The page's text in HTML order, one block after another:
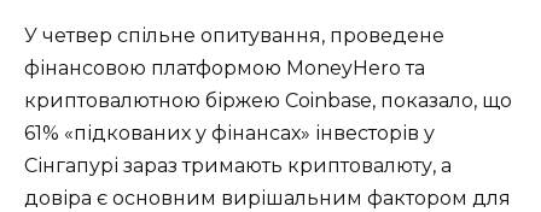
У четвер спільне опитування, проведене
фінансовою платформою MoneyHero та
криптовалютною біржею Coinbase, показало, що
61% «підкованих у фінансах» інвесторів у
Сінгапурі зараз тримають криптовалюту, а
довіра є основним вирішальним фактором для